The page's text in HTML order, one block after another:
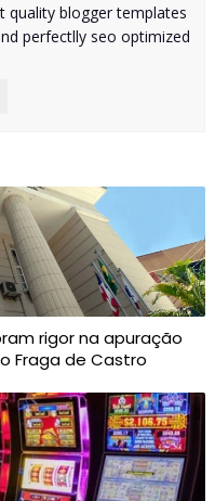
quality blogger templates
perfectlly seo optimized
rigor na apuração
Fraga de Castro